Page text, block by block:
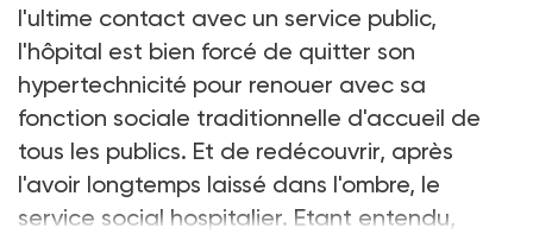
l'ultime contact avec un service public,
l'hôpital est bien forcé de quitter son
hypertechnicité pour renouer avec sa
fonction sociale traditionnelle d'accueil de
tous les publics. Et de redécouvrir, après
l'avoir longtemps laissé dans l'ombre, le
service social hospitalier. Etant entendu,